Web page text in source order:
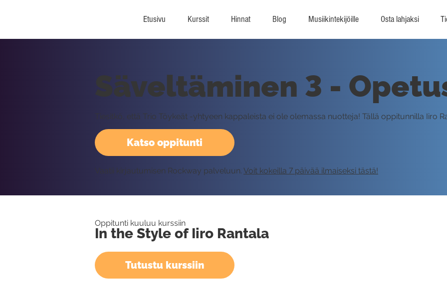
Etusivu Kurssit Hinnat Blog Musiikintekijöille Osta lahjaksi
Katso oppitunti
Säveltäminen 3 -
Tiesitkö, että Trio Töykeät -yhtyeen kappaleista ei ole olemassa nuotteja! Tällä oppitunnilla Iiro
Vaatii kirjautumisen Rockway palveluun. Voit kokeilla 7 päivää ilmaiseksi tästä!
Oppitunti kuuluu kurssiin
In the Style of Iiro Rantala
Tutustu kurssiin